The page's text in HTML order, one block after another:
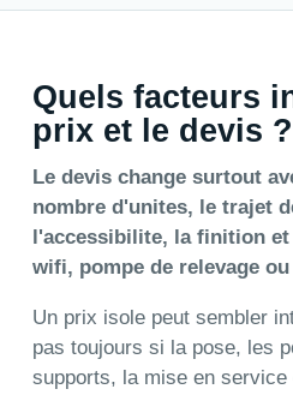
Quels facteurs
prix et le devis ?
Le devis change surtout
nombre d'unites, le trajet
l'accessibilite, la finition
wifi, pompe de relevage
Un prix isole peut sembler
pas toujours si la pose, les
supports, la mise en